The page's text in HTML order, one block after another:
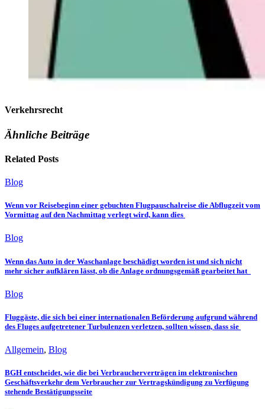
Verkehrsrecht
Ähnliche Beiträge
Related Posts
Blog
Wenn vor Reisebeginn einer gebuchten Flugpauschalreise die Abflugzeit vom
Vormittag auf den Nachmittag verlegt wird, kann dies
Blog
Wenn das Auto in der Waschanlage beschädigt worden ist und sich nicht
mehr sicher aufklären lässt, ob die Anlage ordnungsgemäß gearbeitet hat
Blog
Fluggäste, die sich bei einer internationalen Beförderung aufgrund während
des Fluges aufgetretener Turbulenzen verletzen, sollten wissen, dass sie
Allgemein, Blog
BGH entscheidet, wie die bei Verbraucherverträgen im elektronischen
Geschäftsverkehr dem Verbraucher zur Vertragskündigung zu Verfügung
stehende Bestätigungsseite